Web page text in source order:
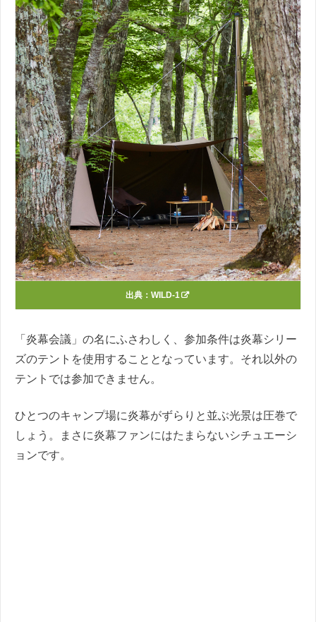
出典： WILD-1
「炎幕会議」の名にふさわしく、参加条件は炎幕シリー
ズのテントを使用することとなっています。それ以外の
テントでは参加できません。
ひとつのキャンプ場に炎幕がずらりと並ぶ光景は圧巻で
しょう。まさに炎幕ファンにはたまらないシチュエーシ
ョンです。